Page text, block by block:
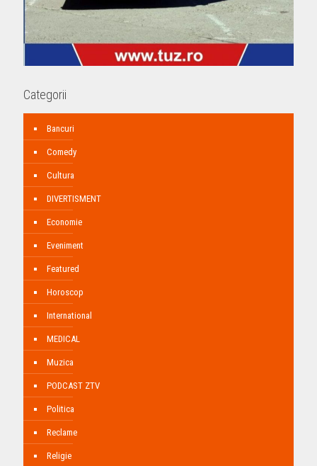
Categorii
Bancuri
Comedy
Cultura
DIVERTISMENT
Economie
Eveniment
Featured
Horoscop
International
MEDICAL
Muzica
PODCAST ZTV
Politica
Reclame
Religie